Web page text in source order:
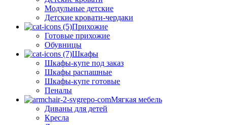
Модульные детские
Детские кровати-чердаки
Прихожие
Готовые прихожие
Обувницы
Шкафы
Шкафы-купе под заказ
Шкафы распашные
Шкафы-купе готовые
Пеналы
Мягкая мебель
Диваны для детей
Кресла